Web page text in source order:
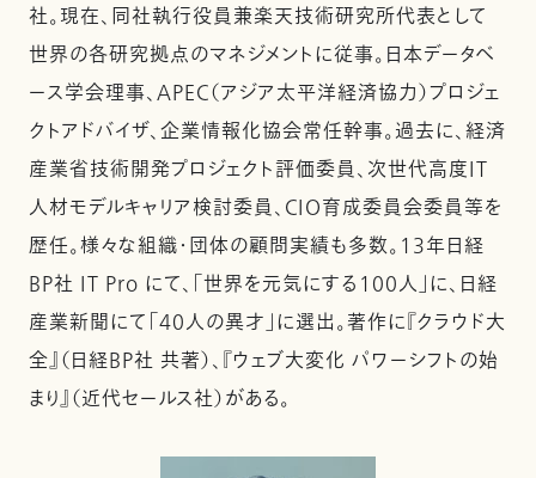
社。現在、同社執行役員兼楽天技術研究所代表として
世界の各研究拠点のマネジメントに従事。日本データベ
ース学会理事、APEC（アジア太平洋経済協力）プロジェ
クトアドバイザ、企業情報化協会常任幹事。過去に、経済
産業省技術開発プロジェクト評価委員、次世代高度IT
人材モデルキャリア検討委員、CIO育成委員会委員等を
歴任。様々な組織・団体の顧問実績も多数。13年日経
BP社 IT Pro にて、「世界を元気にする100人」に、日経
産業新聞にて「40人の異才」に選出。著作に『クラウド大
全』（日経BP社 共著）、『ウェブ大変化 パワーシフトの始
まり』（近代セールス社）がある。